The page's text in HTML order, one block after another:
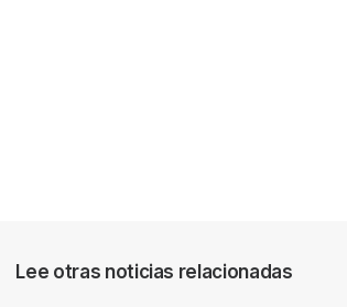
Lee otras noticias relacionadas